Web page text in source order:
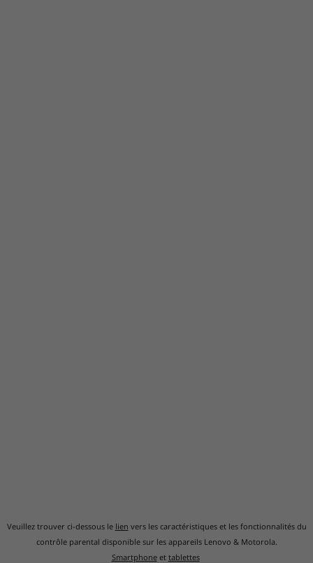
Veuillez trouver ci-dessous le lien vers les caractéristiques et les fonctionnalités du
contrôle parental disponible sur les appareils Lenovo & Motorola.
Smartphoneet tablettes